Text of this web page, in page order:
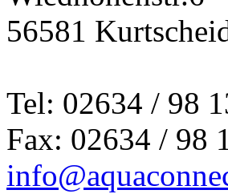
56581
Tel: 02634 / 98
Fax: 02634 / 98